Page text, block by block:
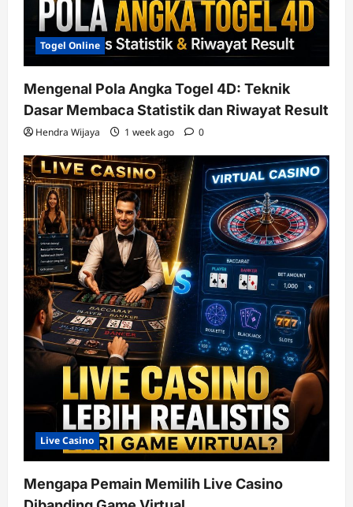
Togel Online
Mengenal Pola Angka Togel 4D: Teknik
Dasar Membaca Statistik dan Riwayat Result
Hendra Wijaya 1 week ago 0
Live Casino
Mengapa Pemain Memilih Live Casino